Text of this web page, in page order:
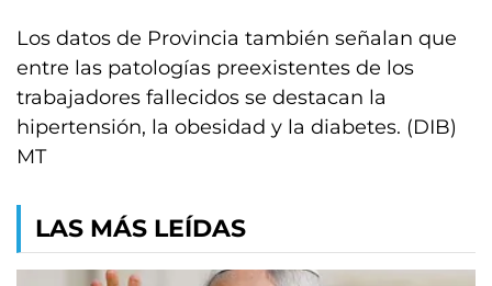
Los datos de Provincia también señalan que
entre las patologías preexistentes de los
trabajadores fallecidos se destacan la
hipertensión, la obesidad y la diabetes. (DIB)
MT
LAS MÁS LEÍDAS